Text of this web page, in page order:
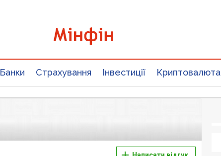
Банки Страхування Інвестиції Криптовалюта